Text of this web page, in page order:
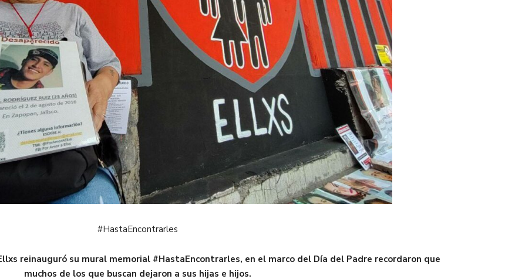
#HastaEncontrarles
reinauguró su mural memorial #HastaEncontrarles, en el marco del Día del Padre recordaron que
muchos de los que buscan dejaron a sus hijas e hijos.